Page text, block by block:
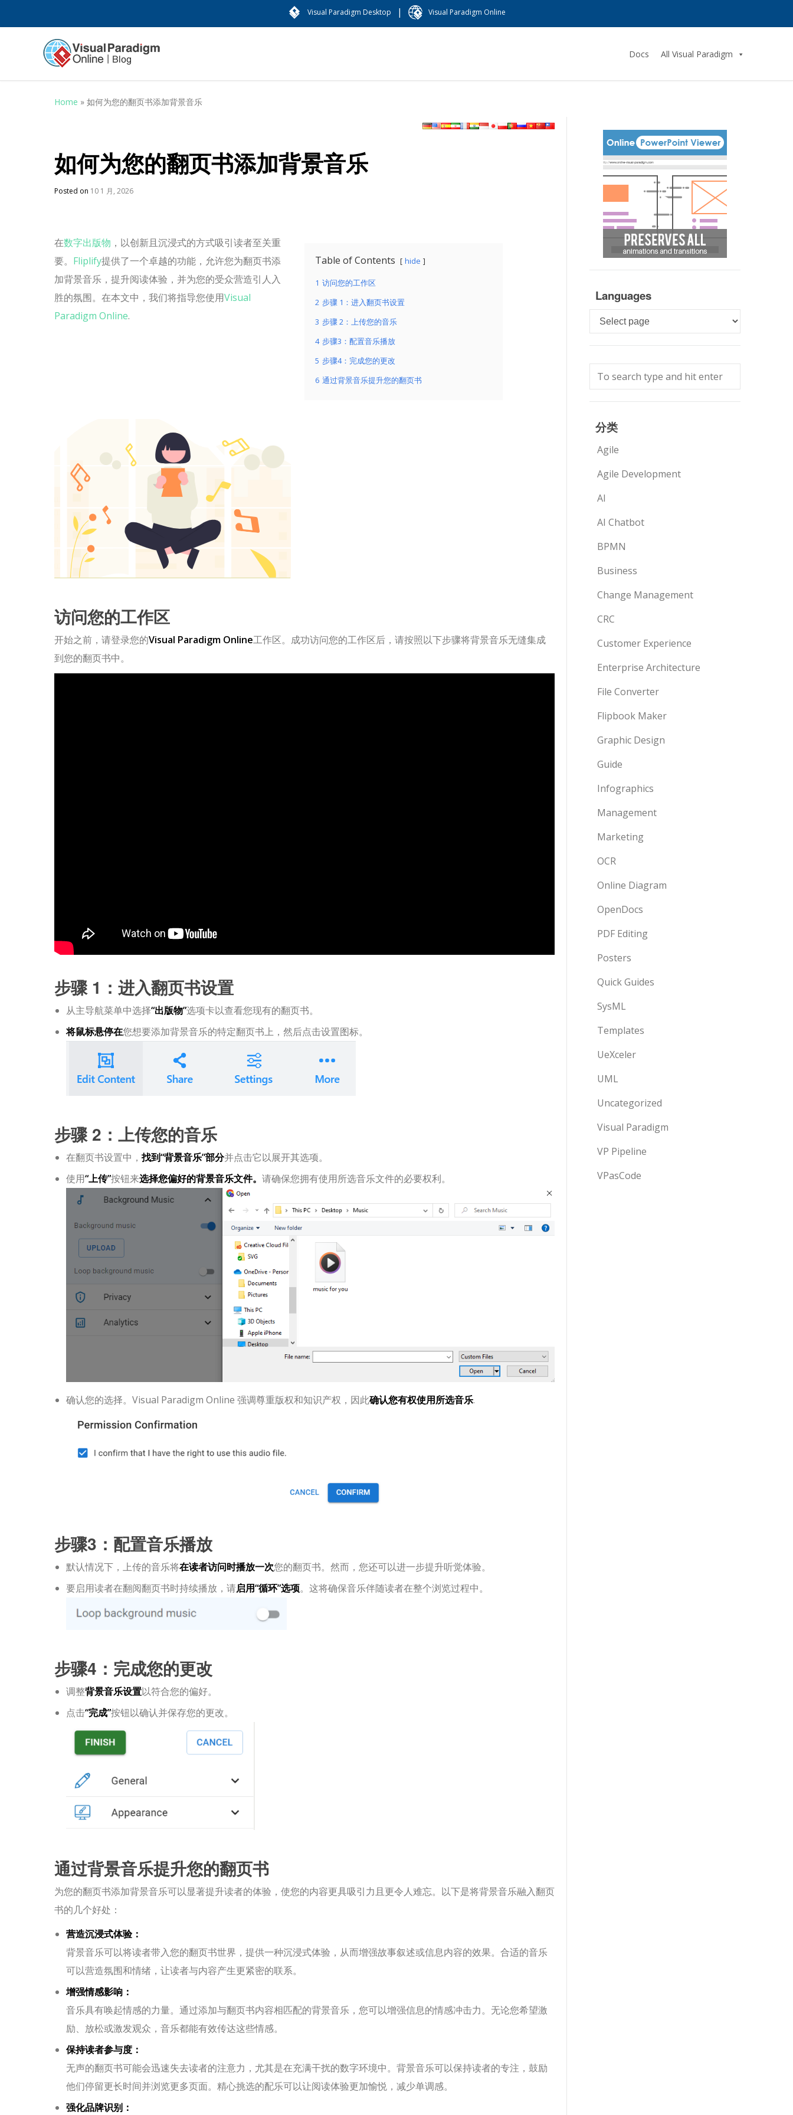
Visual Paradigm Desktop | Visual Paradigm Online
Docs All Visual Paradigm
Home » 如何为您的翻页书添加背景音乐
如何为您的翻页书添加背景音乐
Posted on 10 1 月, 2026
Table of Contents hide
1 访问您的工作区
2 步骤 1：进入翻页书设置
3 步骤 2：上传您的音乐
4 步骤3：配置音乐播放
5 步骤4：完成您的更改
6 通过背景音乐提升您的翻页书
在数字出版物 ，以创新且沉浸式的方式吸引读者至关重
要。 Fliplify提供了一个卓越的功能，允许您为翻页书添
加背景音乐，提升阅读体验，并为您的受众营造引人入
胜的氛围。在本文中，我们将指导您使用Visual
Paradigm Online.
访问您的工作区
开始之前，请登录您的Visual Paradigm Online工作区。成功访问您的工作区后，请按照以下步骤将背景音乐无缝集成
到您的翻页书中。
步骤 1：进入翻页书设置
从主导航菜单中选择“出版物”选项卡以查看您现有的翻页书。
将鼠标悬停在您想要添加背景音乐的特定翻页书上，然后点击设置图标。
步骤 2：上传您的音乐
在翻页书设置中， 找到“背景音乐”部分并点击它以展开其选项。
使用“上传”按钮来选择您偏好的背景音乐文件。 请确保您拥有使用所选音乐文件的必要权利。
确认您的选择。Visual Paradigm Online 强调尊重版权和知识产权，因此确认您有权使用所选音乐.
步骤3：配置音乐播放
默认情况下，上传的音乐将在读者访问时播放一次您的翻页书。然而，您还可以进一步提升听觉体验。
要启用读者在翻阅翻页书时持续播放，请启用“循环”选项。这将确保音乐伴随读者在整个浏览过程中。
步骤4：完成您的更改
调整背景音乐设置以符合您的偏好。
点击“完成”按钮以确认并保存您的更改。
通过背景音乐提升您的翻页书
为您的翻页书添加背景音乐可以显著提升读者的体验，使您的内容更具吸引力且更令人难忘。以下是将背景音乐融入翻页
书的几个好处：
营造沉浸式体验：
背景音乐可以将读者带入您的翻页书世界，提供一种沉浸式体验，从而增强故事叙述或信息内容的效果。合适的音乐
可以营造氛围和情绪，让读者与内容产生更紧密的联系。
增强情感影响：
音乐具有唤起情感的力量。通过添加与翻页书内容相匹配的背景音乐，您可以增强信息的情感冲击力。无论您希望激
励、放松或激发观众，音乐都能有效传达这些情感。
保持读者参与度：
无声的翻页书可能会迅速失去读者的注意力，尤其是在充满干扰的数字环境中。背景音乐可以保持读者的专注，鼓励
他们停留更长时间并浏览更多页面。精心挑选的配乐可以让阅读体验更加愉悦，减少单调感。
强化品牌识别：
Languages
Languages
分类
Agile
Agile Development
AI
AI Chatbot
BPMN
Business
Change Management
CRC
Customer Experience
Enterprise Architecture
File Converter
Flipbook Maker
Graphic Design
Guide
Infographics
Management
Marketing
OCR
Online Diagram
OpenDocs
PDF Editing
Posters
Quick Guides
SysML
Templates
UeXceler
UML
Uncategorized
Visual Paradigm
VP Pipeline
VPasCode